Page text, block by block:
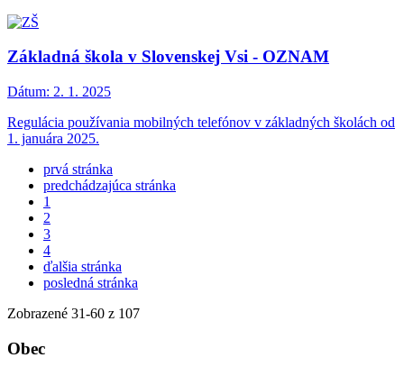
Základná škola v Slovenskej Vsi - OZNAM
Dátum: 2. 1. 2025
Regulácia používania mobilných telefónov v základných školách od
1. januára 2025.
prvá stránka
predchádzajúca stránka
1
2
3
4
ďalšia stránka
posledná stránka
Zobrazené 31-60 z 107
Obec